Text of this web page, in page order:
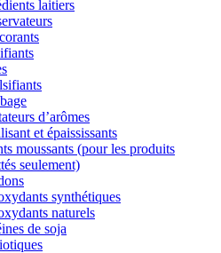
laitiers
d’arômes
et épaississants
moussants (pour les produits
seulement)
synthétiques
naturels
de soja